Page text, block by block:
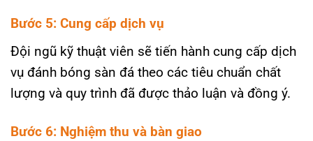
Bước 5: Cung cấp dịch vụ
Đội ngũ kỹ thuật viên sẽ tiến hành cung cấp dịch
vụ đánh bóng sàn đá theo các tiêu chuẩn chất
lượng và quy trình đã được thảo luận và đồng ý.
Bước 6: Nghiệm thu và bàn giao